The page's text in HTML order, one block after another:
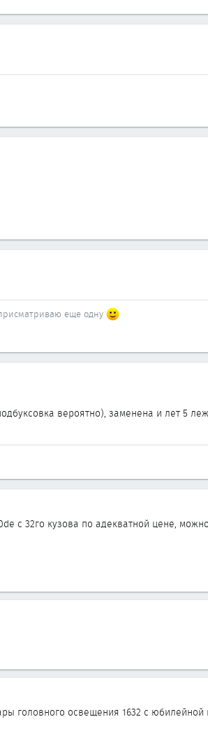
еще одну
вероятно), заменена и лет 5
с 32го кузова по адекватной цене,
головного освещения 1632 с юбилейной